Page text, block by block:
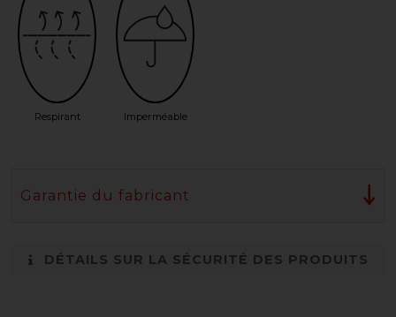
Respirant Imperméable
Garantie du fabricant
DÉTAILS SUR LA SÉCURITÉ DES PRODUITS